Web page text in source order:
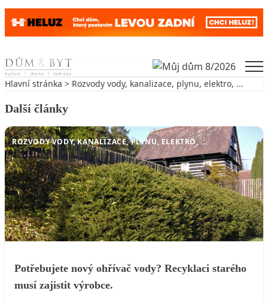
Skip to content
Hlavní stránka > Rozvody vody, kanalizace, plynu, elektro, ...
Další články
ROZVODY VODY, KANALIZACE, PLYNU, ELEKTRO, ...
Potřebujete nový ohřívač vody? Recyklaci starého
musí zajistit výrobce.